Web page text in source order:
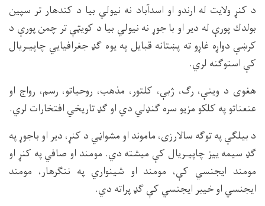
د كنړ ولايت له ارندو او اسدآباد نه نيولي بيا د كندهار تر سپين
بولدك پورې له دير او با جوړ نه نيولي بيا د كويټې تر چمن پورې د
كرښې دواړه غاړو ته پښتانه قبايل په يوه ګډ جغرافيايي چاپيـريال
كې استوګنه لري.
هغوى د وينې، رګ، ژبې، كلتور، مذهب، روحياتو، رسم، رواج او
عنعناتو په كلكو مزيو سره ګنډلي دي او ګډ تاريخي افتخارات لري.
د بيلګې په توګه سالارزى، ماموند او مشواڼي د كنړ، دير او باجوړ په
ګډ سيمه ييز چاپيـريال كې ميشته دي. مومند او صافي په كنړ او
مومند ايجنسي كې، مومند او شينواري په ننګرهار، مومند
ايجنسي او خيبر ايجنسي كې ګډ پراته دي.